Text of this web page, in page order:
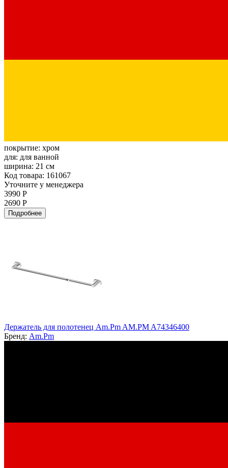
покрытие: хром
для: для ванной
ширина: 21 см
Код товара: 161067
Уточните у менеджера
3990 Р
2690 Р
Подробнее
Держатель для полотенец Am.Pm AM.PM A74346400
Бренд: Am.Pm